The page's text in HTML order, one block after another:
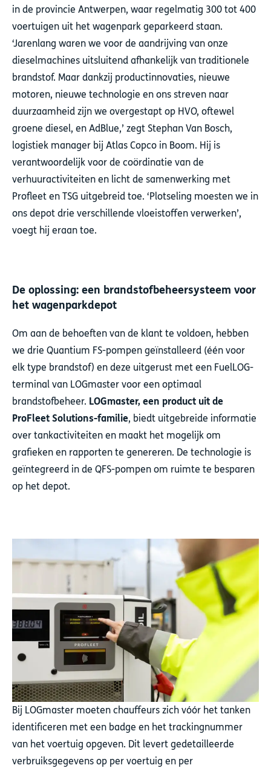
in de provincie Antwerpen, waar regelmatig 300 tot 400
voertuigen uit het wagenpark geparkeerd staan.
‘Jarenlang waren we voor de aandrijving van onze
dieselmachines uitsluitend afhankelijk van traditionele
brandstof. Maar dankzij productinnovaties, nieuwe
motoren, nieuwe technologie en ons streven naar
duurzaamheid zijn we overgestapt op HVO, oftewel
groene diesel, en AdBlue,’ zegt Stephan Van Bosch,
logistiek manager bij Atlas Copco in Boom. Hij is
verantwoordelijk voor de coördinatie van de
verhuuractiviteiten en licht de samenwerking met
Profleet en TSG uitgebreid toe. ‘Plotseling moesten we in
ons depot drie verschillende vloeistoffen verwerken’,
voegt hij eraan toe.
De oplossing: een brandstofbeheersysteem voor
het wagenparkdepot
Om aan de behoeften van de klant te voldoen, hebben
we drie Quantium FS-pompen geïnstalleerd (één voor
elk type brandstof) en deze uitgerust met een FuelLOG-
terminal van LOGmaster voor een optimaal
brandstofbeheer. LOGmaster, een product uit de
ProFleet Solutions-familie, biedt uitgebreide informatie
over tankactiviteiten en maakt het mogelijk om
grafieken en rapporten te genereren. De technologie is
geïntegreerd in de QFS-pompen om ruimte te besparen
op het depot.
Bij LOGmaster moeten chauffeurs zich vóór het tanken
identificeren met een badge en het trackingnummer
van het voertuig opgeven. Dit levert gedetailleerde
verbruiksgegevens op per voertuig en per